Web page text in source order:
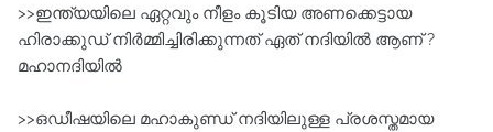
>>ഇന്ത്യയിലെ ഏറ്റവും നീളം കൂടിയ അണക്കെട്ടായ
ഹിരാക്കുഡ്‌ നിർമ്മിച്ചിരിക്കുന്നത്‌ ഏത് നദിയിൽ ആണ് ?
മഹാനദിയിൽ
>>ഒഡീഷയിലെ മഹാകുണ്ഡ്‌ നദിയിലുള്ള പ്രശസ്തമായ